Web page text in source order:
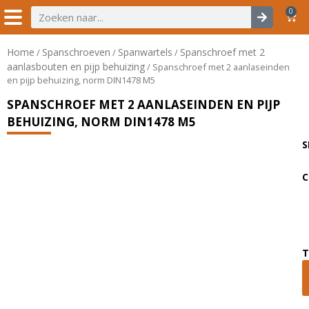
0
Home / Spanschroeven / Spanwartels / Spanschroef met 2
aanlasbouten en pijp behuizing/ Spanschroef met 2 aanlaseinden
en pijp behuizing, norm DIN1478 M5
SPANSCHROEF MET 2 AANLASEINDEN EN PIJP
BEHUIZING, NORM DIN1478 M5